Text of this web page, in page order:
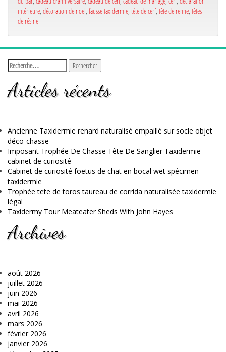
intérieure décoration de noël fausse taxidermie tête de cerf, tête de renne têtes
de résine
Articles récents
Ancienne Taxidermie renard naturalisé empaillé sur socle objet
déco-chasse
Imposant Trophée De Chasse Tête De Sanglier Taxidermie
cabinet de curiosité
Cabinet de curiosité foetus de chat en bocal wet spécimen
taxidermie
Trophée tete de toros taureau de corrida naturalisée taxidermie
légal
Taxidermy Tour Meateater Sheds With John Hayes
Archives
août 2026
juillet 2026
juin 2026
mai 2026
avril 2026
mars 2026
février 2026
janvier 2026